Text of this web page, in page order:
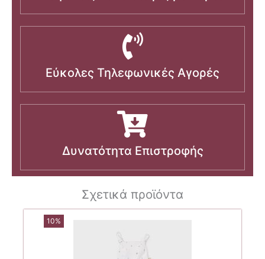
Εύκολες Τηλεφωνικές Αγορές
Δυνατότητα Επιστροφής
Σχετικά προϊόντα
10%